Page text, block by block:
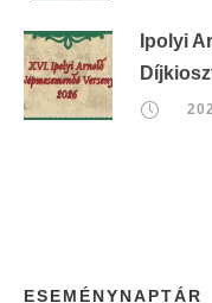
Ipolyi
ESEMÉNYNAPTÁR